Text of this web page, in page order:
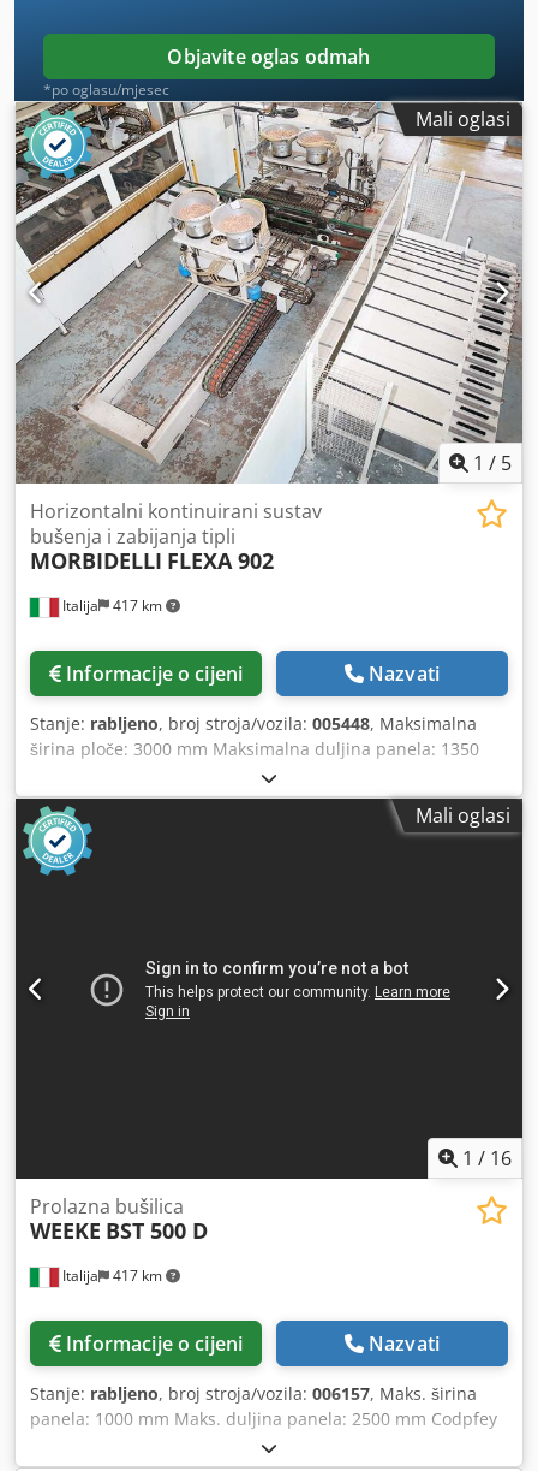
Objavite oglas odmah
*po oglasu/mjesec
Mali oglasi
1 / 5
Italija 417 km
Horizontalni kontinuirani sustav
bušenja i zabijanja tipli
MORBIDELLI FLEXA 902
Informacije o cijeni Nazvati
Stanje: rabljeno, broj stroja/vozila: 005448, Maksimalna
širina ploče: 3000 mm Maksimalna duljina panela: 1350
mm Ne. Brizgalice: 24 Crsdpfxjwcydzo Aqtsf
Mali oglasi
1 / 16
Italija 417 km
Prolazna bušilica
WEEKE BST 500 D
Informacije o cijeni Nazvati
Stanje: rabljeno, broj stroja/vozila: 006157, Maks. širina
panela: 1000 mm Maks. duljina panela: 2500 mm Codpfey
Nkyajx Aqterf Broj agregata: 5 Broj agregata: 1